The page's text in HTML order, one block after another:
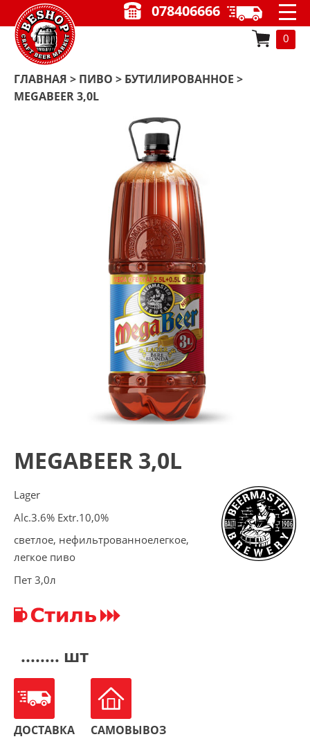
078406666
0
ГЛАВНАЯ > ПИВО > БУТИЛИРОВАННОЕ >
MEGABEER 3,0L
MEGABEER 3,0L
Lager
Alc.3.6% Extr.10,0%
светлое, нефильтрованноелегкое,
легкое пиво
Пет 3,0л
........ шт
ДОСТАВКА САМОВЫВОЗ